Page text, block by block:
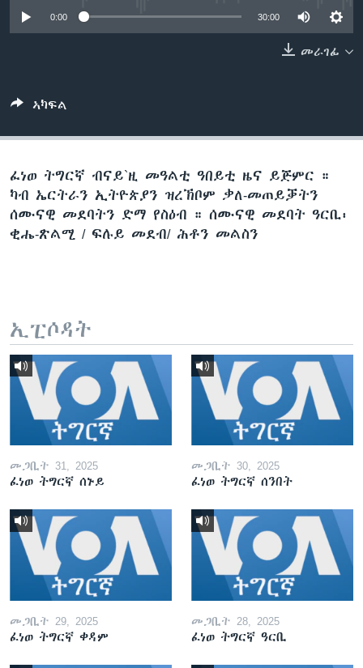
ቂሔ ጽልሚ
ቋንቋታት
0:00 30:00
መራገፊ
ኣካፍል
ፈነወ ትግርኛ ብናይ`ዚ መዓልቲ ዓበይቲ ዜና ይጅምር ።
ካብ ኤርትራን ኢትዮጵያን ዝረኽቦም ቃለ-መጠይቓትን
ሰሙናዊ መደባትን ድማ የስዕብ ። ሰሙናዊ መደባት ዓርቢ፡
ቂሔ-ጽልሚ / ፍሉይ መደብ/ ሕቶን መልስን
ኢፒሶዳት
መጋቢት 31, 2025
ፈነወ ትግርኛ ሰኑይ
መጋቢት 30, 2025
ፈነወ ትግርኛ ሰንበት
መጋቢት 29, 2025
ፈነወ ትግርኛ ቀዳም
መጋቢት 28, 2025
ፈነወ ትግርኛ ዓርቢ